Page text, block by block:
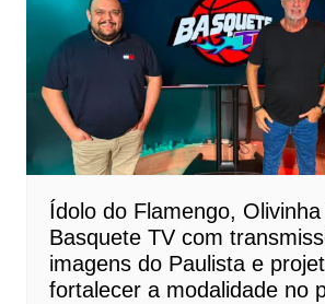
Ídolo do Flamengo,
Basquete TV com
imagens do Paulista e
fortalecer a modalidade no